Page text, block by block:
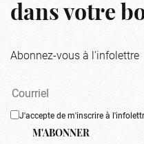
dans votre
Abonnez-vous à l'infolettre
J'accepte de m'inscrire à
M'ABONNER